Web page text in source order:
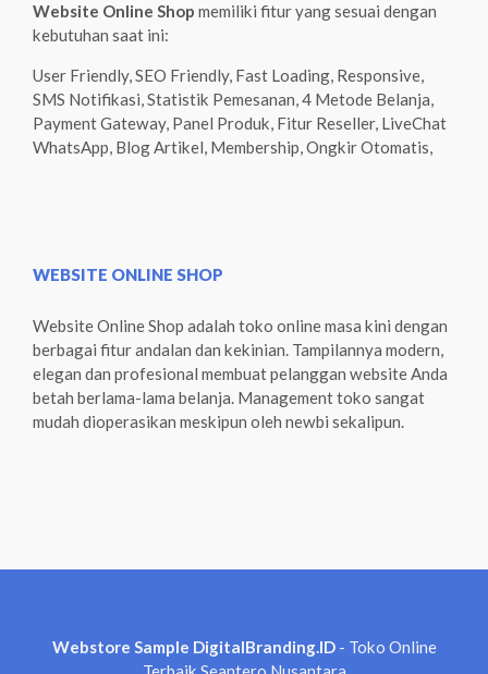
Website Online Shop memiliki fitur yang sesuai dengan
kebutuhan saat ini:
User Friendly, SEO Friendly, Fast Loading, Responsive,
SMS Notifikasi, Statistik Pemesanan, 4 Metode Belanja,
Payment Gateway, Panel Produk, Fitur Reseller, LiveChat
WhatsApp, Blog Artikel, Membership, Ongkir Otomatis,
WEBSITE ONLINE SHOP
Website Online Shop adalah toko online masa kini dengan
berbagai fitur andalan dan kekinian. Tampilannya modern,
elegan dan profesional membuat pelanggan website Anda
betah berlama-lama belanja. Management toko sangat
mudah dioperasikan meskipun oleh newbi sekalipun.
Webstore Sample DigitalBranding.ID- Toko Online